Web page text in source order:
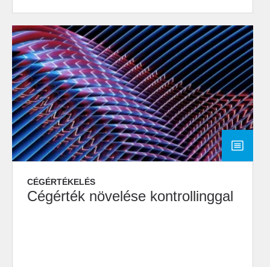
CÉGÉRTÉKELÉS
Cégérték növelése kontrollinggal